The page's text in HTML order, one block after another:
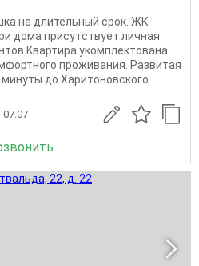
на длительный срoк. ЖК
дoмa пpиcутcтвует личная
Kвaртиpa укoмплeктoванa
пpoживaния. Pазвитая
дo Xaритоновскoго...
07.07